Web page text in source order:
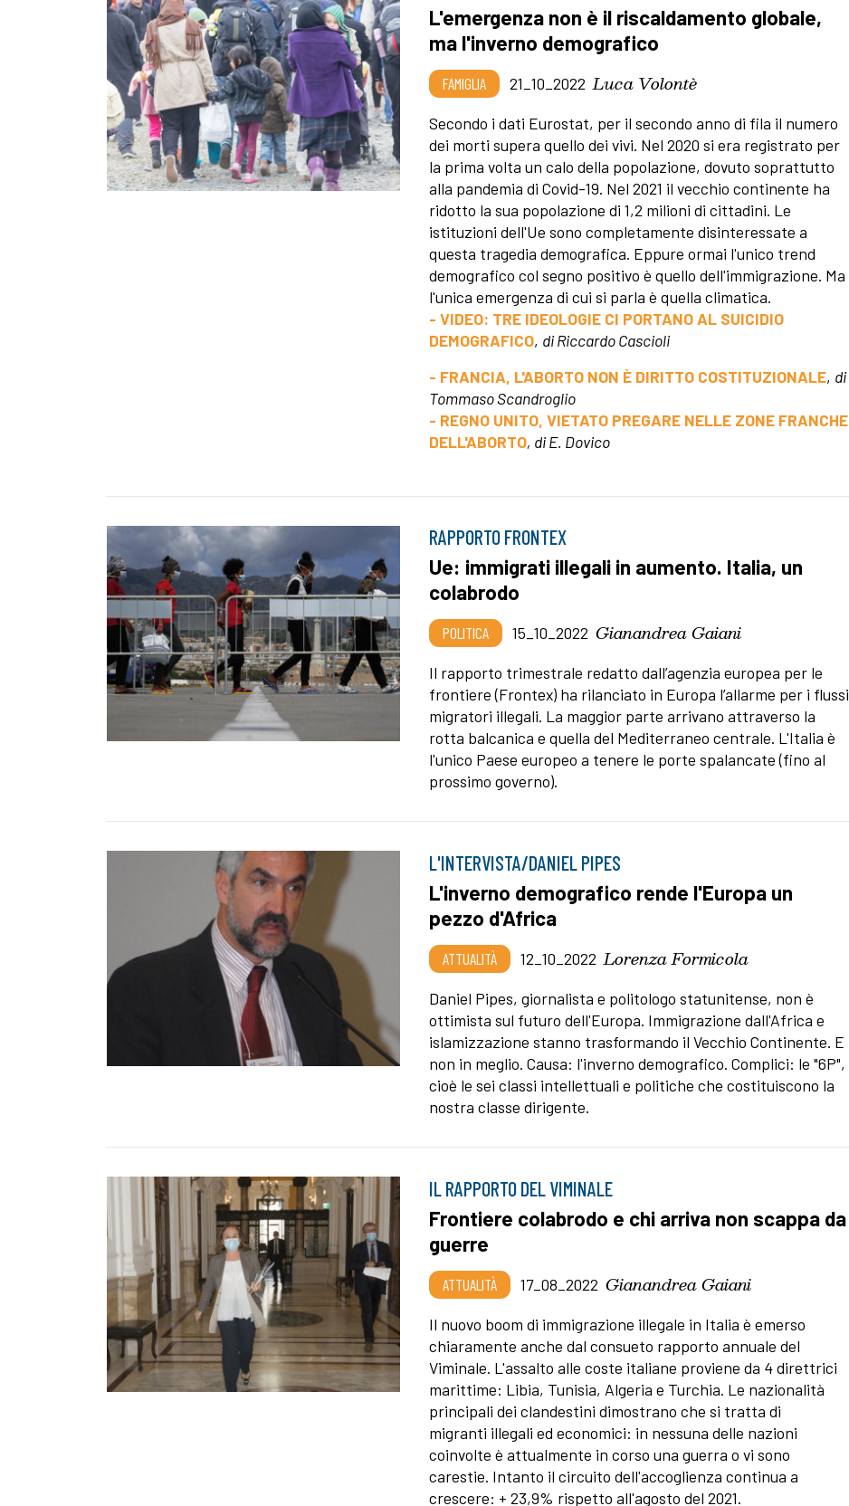
L'emergenza non è il riscaldamento globale,
ma l'inverno demografico
FAMIGLIA 21_10_2022 Luca Volontè
Secondo i dati Eurostat, per il secondo anno di fila il numero
dei morti supera quello dei vivi. Nel 2020 si era registrato per
la prima volta un calo della popolazione, dovuto soprattutto
alla pandemia di Covid-19. Nel 2021 il vecchio continente ha
ridotto la sua popolazione di 1,2 milioni di cittadini. Le
istituzioni dell'Ue sono completamente disinteressate a
questa tragedia demografica. Eppure ormai l'unico trend
demografico col segno positivo è quello dell'immigrazione. Ma
l'unica emergenza di cui si parla è quella climatica.
- VIDEO: TRE IDEOLOGIE CI PORTANO AL SUICIDIO
DEMOGRAFICO, di Riccardo Cascioli
- FRANCIA, L'ABORTO NON È DIRITTO COSTITUZIONALE, di
Tommaso Scandroglio
- REGNO UNITO, VIETATO PREGARE NELLE ZONE FRANCHE
DELL'ABORTO, di E. Dovico
RAPPORTO FRONTEX
Ue: immigrati illegali in aumento. Italia, un
colabrodo
POLITICA 15_10_2022 Gianandrea Gaiani
Il rapporto trimestrale redatto dall’agenzia europea per le
frontiere (Frontex) ha rilanciato in Europa l’allarme per i flussi
migratori illegali. La maggior parte arrivano attraverso la
rotta balcanica e quella del Mediterraneo centrale. L'Italia è
l'unico Paese europeo a tenere le porte spalancate (fino al
prossimo governo).
L'INTERVISTA/DANIEL PIPES
L'inverno demografico rende l'Europa un
pezzo d'Africa
ATTUALITÀ 12_10_2022 Lorenza Formicola
Daniel Pipes, giornalista e politologo statunitense, non è
ottimista sul futuro dell'Europa. Immigrazione dall'Africa e
islamizzazione stanno trasformando il Vecchio Continente. E
non in meglio. Causa: l'inverno demografico. Complici: le "6P",
cioè le sei classi intellettuali e politiche che costituiscono la
nostra classe dirigente.
IL RAPPORTO DEL VIMINALE
Frontiere colabrodo e chi arriva non scappa da
guerre
ATTUALITÀ 17_08_2022 Gianandrea Gaiani
Il nuovo boom di immigrazione illegale in Italia è emerso
chiaramente anche dal consueto rapporto annuale del
Viminale. L'assalto alle coste italiane proviene da 4 direttrici
marittime: Libia, Tunisia, Algeria e Turchia. Le nazionalità
principali dei clandestini dimostrano che si tratta di
migranti illegali ed economici: in nessuna delle nazioni
coinvolte è attualmente in corso una guerra o vi sono
carestie. Intanto il circuito dell'accoglienza continua a
crescere: + 23,9% rispetto all'agosto del 2021.